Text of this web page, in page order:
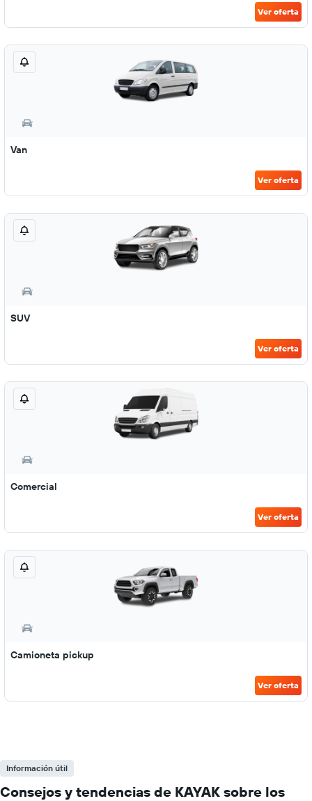
Ver oferta
Van
Ver oferta
SUV
Ver oferta
Comercial
Ver oferta
Camioneta pickup
Ver oferta
Información útil
Consejos y tendencias de KAYAK sobre los